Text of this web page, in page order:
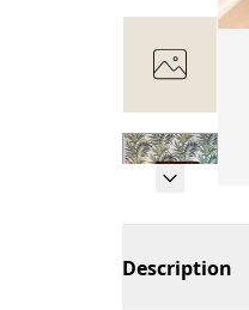
Description